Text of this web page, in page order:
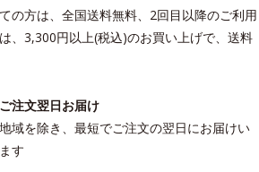
の方は、全国送料無料、2回目以降のご利用
、3,300円以上(税込)のお買い上げで、送料
注文翌日お届け
域を除き、最短でご注文の翌日にお届けい
す